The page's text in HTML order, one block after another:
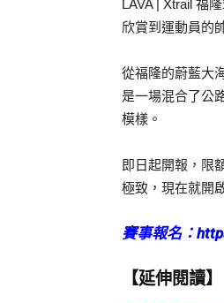
LAVA | Xtrail 福
欣賞到運動員的
從福隆的蔚藍大
是一場混合了公
模樣。
即日起開報，限
極致，現在就開
賽事報名：
【延伸閱讀】